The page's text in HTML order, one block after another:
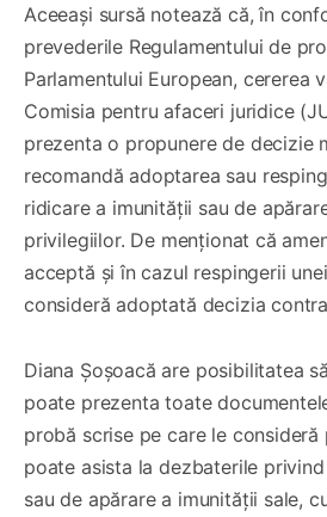
Aceeași sursă notează că, în
prevederile Regulamentului de
Parlamentului European, cererea
Comisia pentru afaceri juridice
prezenta o propunere de decizie
recomandă adoptarea sau
ridicare a imunității sau de
privilegiilor. De menționat că
acceptă și în cazul respingerii
consideră adoptată decizia
Diana Șoșoacă are posibilitatea
poate prezenta toate
probă scrise pe care le consideră
poate asista la dezbaterile
sau de apărare a imunității sale,